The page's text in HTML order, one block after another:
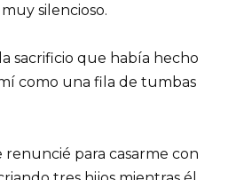
silencioso.
sacrificio que había hecho
como una fila de tumbas
para casarme con